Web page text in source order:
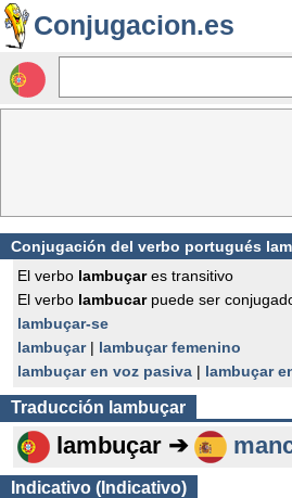
Conjugacion.es
Conjugación del verbo portugués
El verbo lambuçares transitivo
El verbo lambucarpuede ser
lambuçar-se
lambuçar| lambuçar femenino
lambuçar en voz pasiva | lambuçar
Traducción lambuçar
lambuçar ➔
Indicativo (Indicativo)